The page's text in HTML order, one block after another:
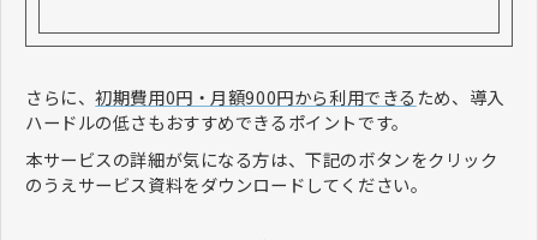
さらに、初期費用0円・月額900円から利用できるため、導入
ハードルの低さもおすすめできるポイントです。
本サービスの詳細が気になる方は、下記のボタンをクリック
のうえサービス資料をダウンロードしてください。